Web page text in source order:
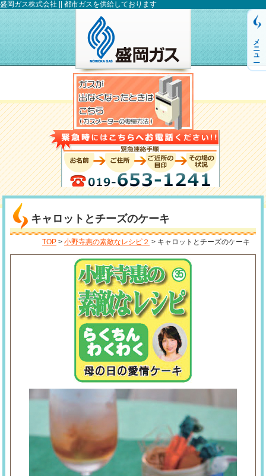
盛岡ガス株式会社 || 都市ガスを供給しております
メニュー
キャロットとチーズのケーキ
TOP > 小野寺惠の素敵なレシピ２ > キャロットとチーズのケーキ